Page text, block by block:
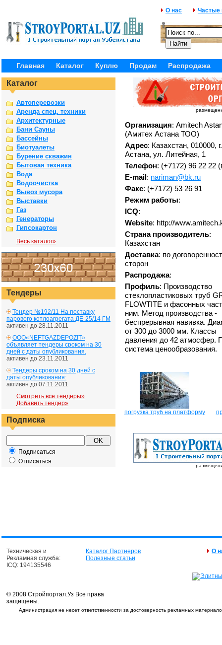
О нас Частые
Главная Каталог Куплю Продам Распродажа
Каталог
Автоперевозки
Аренда спец. техники
Архитектурные
Бани Сауны
Бассейны
Биотуалеты
Бурение скважин
Бытовая техника
Вода
Водоочистка
Вывоз мусора
Выставки
Газ
Генераторы
Гипсокартон
Весь каталог»
Тендеры
Тендер №192/11 На поставку
парового котлоагрегата ДЕ-25/14 ГМ
активен до 28.11.2011
ООО«NEFTGAZDEPOZIT»
объявляет тендеры сроком на 30
дней с даты опубликования.
активен до 23.11.2011
Тендеры сроком на 30 дней с
даты опубликования:
активен до 07.11.2011
Смотреть все тендеры»
Добавить тендер»
Подписка
Подписаться
Отписаться
Организация: Amitech
(Амитех Астана ТОО)
Адрес: Казахстан, 010000, г.
Астана, ул. Литейная, 1
Телефон: (+7172) 96 22 22
E-mail: nariman@bk.ru
Факс: (+7172) 53 26 91
Режим работы:
ICQ:
Website: http://
Страна производитель:
Казахстан
Доставка: по
сторон
Распродажа:
Профиль: Производство
стеклопластиковых труб
FLOWTITE и фасонных
ним. Метод производства -
беспрерывная навивка.
от 300 до 3000 мм. Классы
давления до 42 атмосфер.
система ценообразования.
погрузка труб на платформу
Техническая и
Рекламная служба:
ICQ: 194135546
Каталог Партнеров
Полезные статьи
О
© 2008 Стройпортал.Уз Все права
защищены.
Администрация не несет ответственности за достоверность рекламных